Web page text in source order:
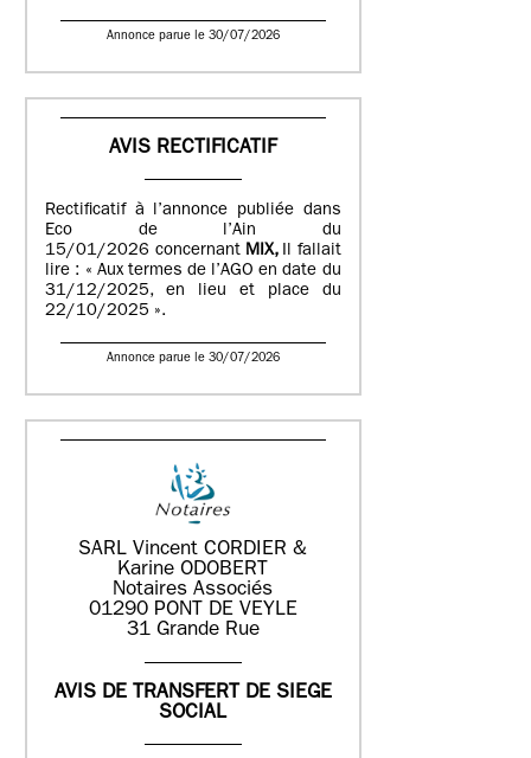
Annonce parue le 30/07/2026
AVIS RECTIFICATIF
Rectificatif à l’annonce publiée dans
Eco de l’Ain du
15/01/2026 concernant MIX, Il fallait
lire : « Aux termes de l’AGO en date du
31/12/2025, en lieu et place du
22/10/2025 ».
Annonce parue le 30/07/2026
SARL Vincent CORDIER &
Karine ODOBERT
Notaires Associés
01290 PONT DE VEYLE
31 Grande Rue
AVIS DE TRANSFERT DE SIEGE
SOCIAL